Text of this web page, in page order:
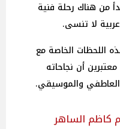
ليبدأ من هناك رحلة فنية
لا تنسى.
اللحظات الخاصة مع
أن نجاحاته
والموسيقي.
كاظم الساهر